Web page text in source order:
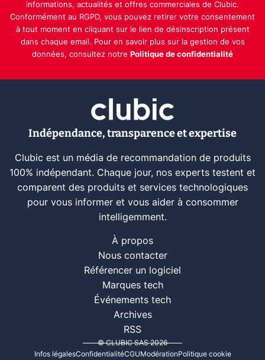
informations, actualités et offres commerciales de Clubic.
Conformément au RGPD, vous pouvez retirer votre consentement
à tout moment en cliquant sur le lien de désinscription présent
dans chaque email. Pour en savoir plus sur la gestion de vos
données, consultez notre Politique de confidentialité
Indépendance, transparence et expertise
Clubic est un média de recommandation de produits
100% indépendant. Chaque jour, nos experts testent et
comparent des produits et services technologiques
pour vous informer et vous aider à consommer
intelligemment.
À propos
Nous contacter
Référencer un logiciel
Marques tech
Événements tech
Archives
RSS
© CLUBIC SAS 2026
Infos légalesConfidentialitéCGUModérationPolitique cookie